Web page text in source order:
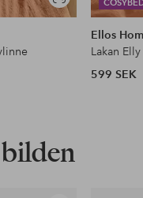
Visa
liknande
Ellos
Lakan
599 SEK